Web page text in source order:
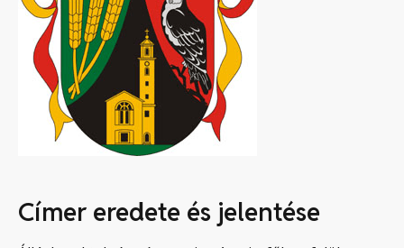
Címer eredete és jelentése